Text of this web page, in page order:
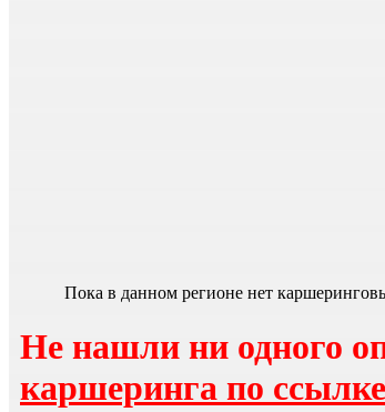
Пока в данном регионе нет
Не нашли ни одного
каршеринга по